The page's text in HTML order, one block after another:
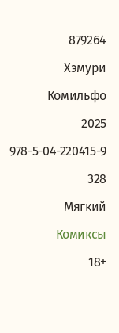
879264
Хэмури
Комильфо
2025
978-5-04-220415-9
328
Мягкий
Комиксы
18+